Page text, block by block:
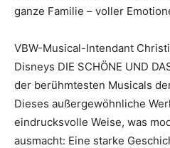
ganze Familie – voller
VBW-Musical-Intendant
Disneys DIE SCHÖNE UND
der berühmtesten Musicals
Dieses außergewöhnliche
eindrucksvolle Weise, was
ausmacht: Eine starke